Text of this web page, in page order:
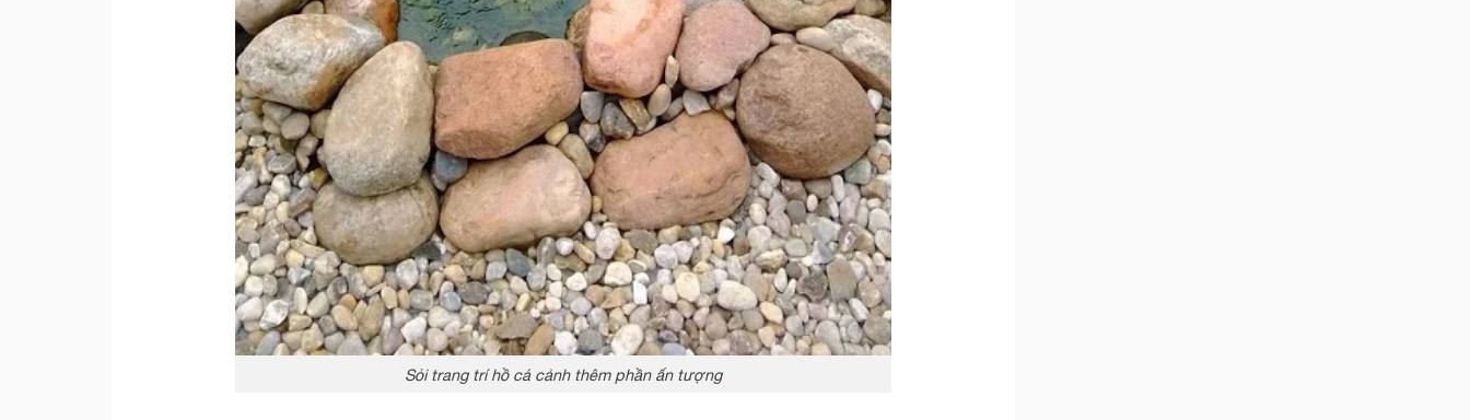
Sỏi trang trí hồ cá cảnh thêm phần ấn tượng